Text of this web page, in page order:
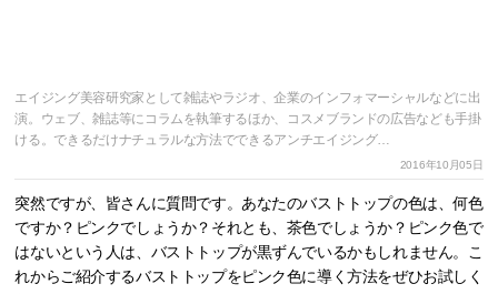
エイジング美容研究家として雑誌やラジオ、企業のインフォマーシャルなどに出
演。ウェブ、雑誌等にコラムを執筆するほか、コスメブランドの広告なども手掛
ける。できるだけナチュラルな方法でできるアンチエイジング…
2016年10月05日
突然ですが、皆さんに質問です。あなたのバストトップの色は、何色
ですか？ピンクでしょうか？それとも、茶色でしょうか？ピンク色で
はないという人は、バストトップが黒ずんでいるかもしれません。こ
れからご紹介するバストトップをピンク色に導く方法をぜひお試しく